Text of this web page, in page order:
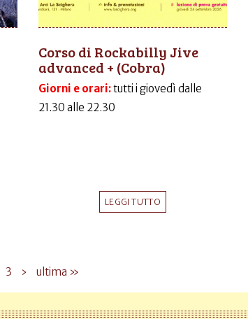
Corso di Rockabilly Jive
advanced + (Cobra)
Giorni e orari:tutti i giovedì dalle
21.30 alle 22.30
LEGGI TUTTO
3 › ultima »